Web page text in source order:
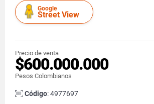
Google
Street View
Precio de venta
$600.000.000
Pesos Colombianos
Código: 4977697